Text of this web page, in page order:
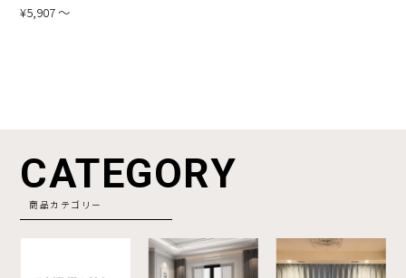
¥5,907 〜
CATEGORY
商品カテゴリー